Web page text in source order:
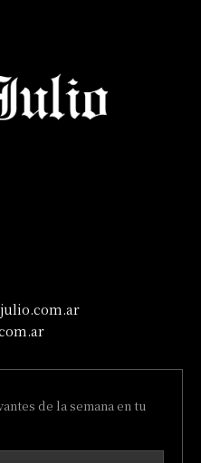
de la semana en tu